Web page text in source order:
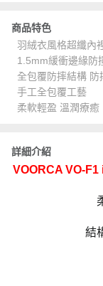
商品特色
羽絨衣風格超纖內
1.5mm緩衝邊緣防
全包覆防摔結構 防
手工全包覆工藝
柔軟輕盈 溫潤療癒
詳細介紹
VOORCA VO-F1
結